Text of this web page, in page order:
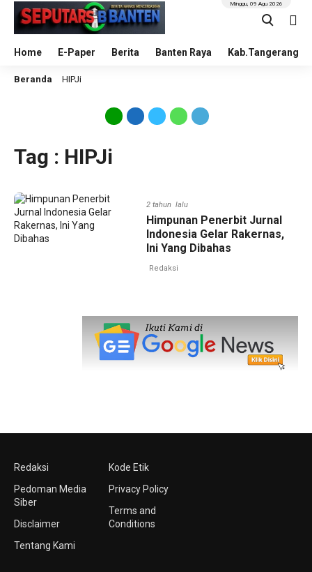
Home E-Paper Berita Banten Raya Kab.Tangerang
Minggu, 09 Agu 2026
Beranda HIPJi
Tag : HIPJi
2 tahun lalu
Himpunan Penerbit Jurnal
Indonesia Gelar Rakernas,
Ini Yang Dibahas
Redaksi
Redaksi
Pedoman Media
Siber
Disclaimer
Tentang Kami
Kode Etik
Privacy Policy
Terms and
Conditions